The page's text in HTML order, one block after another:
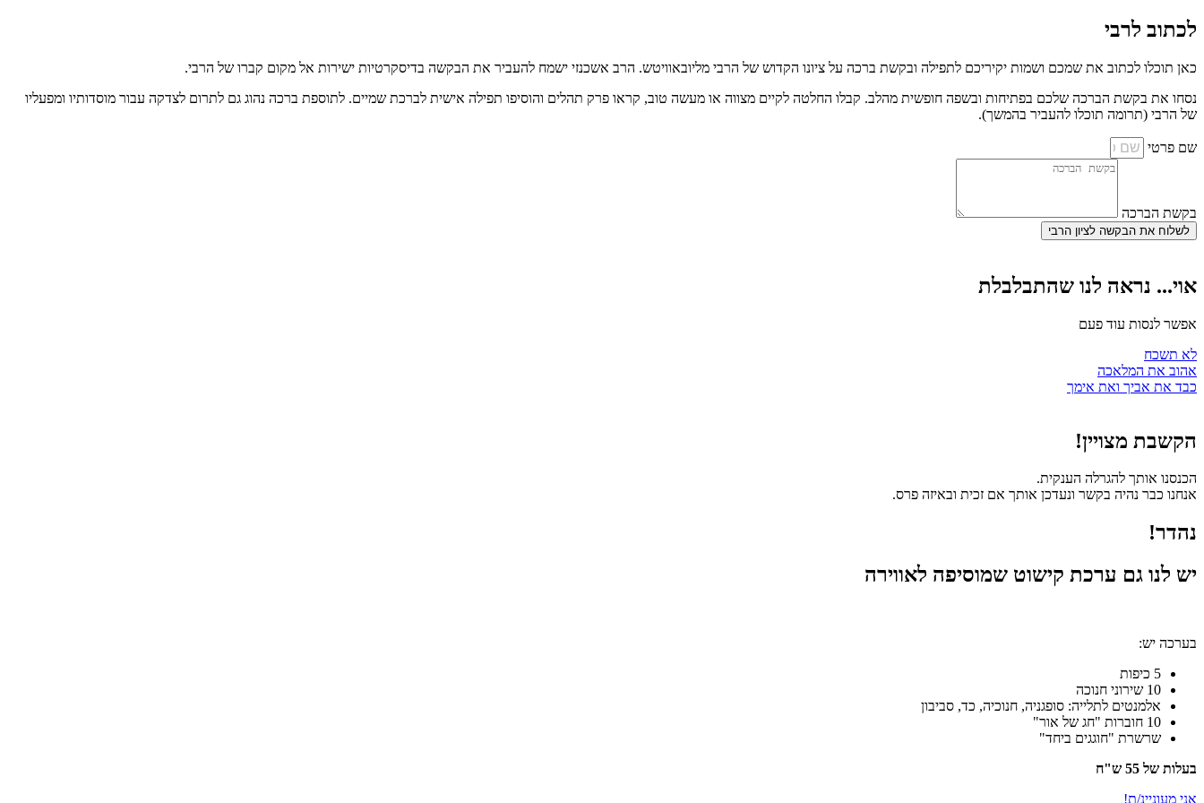
לכתוב לרבי
כאן תוכלו לכתוב את שמכם ושמות יקיריכם לתפילה ובקשת ברכה על ציונו הקדוש של הרבי מליובאוויטש. הרב אשכנזי ישמח להעביר את הבקשה בדיסקרטיות ישירות אל מקום קברו של הרבי.
נסחו את בקשת הברכה שלכם בפתיחות ובשפה חופשית מהלב. קבלו החלטה לקיים מצווה או מעשה טוב, קראו פרק תהלים והוסיפו תפילה אישית לברכת שמיים. לתוספת ברכה נהוג גם לתרום לצדקה עבור מוסדותיו ומפעליו
של הרבי (תרומה תוכלו להעביר בהמשך).
שם פרטי
בקשת הברכה
לשלוח את הבקשה לציון הרבי
אוי... נראה לנו שהתבלבלת
אפשר לנסות עוד פעם
לא תשכח
אהוב את המלאכה
כבד את אביך ואת אימך
הקשבת מצויין!
הכנסנו אותך להגרלה הענקית.
אנחנו כבר נהיה בקשר ונעדכן אותך אם זכית ובאיזה פרס.
נהדר!
יש לנו גם ערכת קישוט שמוסיפה לאווירה
בערכה יש:
5 כיפות
10 שירוני חנוכה
אלמנטים לתלייה: סופגניה, חנוכיה, כד, סביבון
10 חוברות "חג של אור"
שרשרת "חוגגים ביחד"
בעלות של 55 ש"ח
אני מעוניינ/ת!